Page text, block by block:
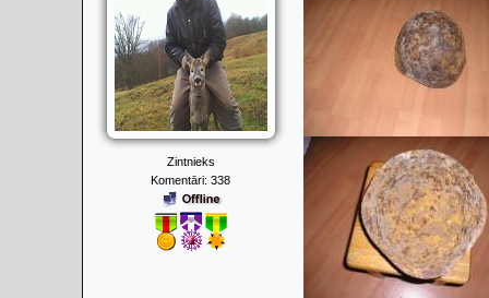
Zintnieks
Komentāri: 338